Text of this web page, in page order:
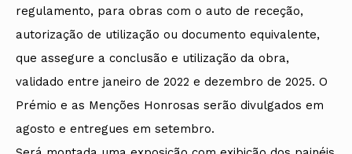
regulamento, para obras com o auto de receção,
autorização de utilização ou documento equivalente,
que assegure a conclusão e utilização da obra,
validado entre janeiro de 2022 e dezembro de 2025. O
Prémio e as Menções Honrosas serão divulgados em
agosto e entregues em setembro.